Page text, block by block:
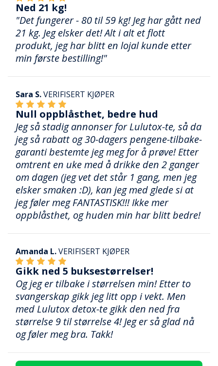
Ned 21 kg!
"Det fungerer - 80 til 59 kg! Jeg har gått ned
21 kg. Jeg elsker det! Alt i alt et flott
produkt, jeg har blitt en lojal kunde etter
min første bestilling!"
Sara S.VERIFISERT KJØPER
Null oppblåsthet, bedre hud
Jeg så stadig annonser for Lulutox-te, så da
jeg så rabatt og 30-dagers pengene-tilbake-
garanti bestemte jeg meg for å prøve! Etter
omtrent en uke med å drikke den 2 ganger
om dagen (jeg vet det står 1 gang, men jeg
elsker smaken :D), kan jeg med glede si at
jeg føler meg FANTASTISK!!! Ikke mer
oppblåsthet, og huden min har blitt bedre!
Amanda L.VERIFISERT KJØPER
Gikk ned 5 buksestørrelser!
Og jeg er tilbake i størrelsen min! Etter to
svangerskap gikk jeg litt opp i vekt. Men
med Lulutox detox-te gikk den ned fra
størrelse 9 til størrelse 4! Jeg er så glad nå
og føler meg bra. Takk!